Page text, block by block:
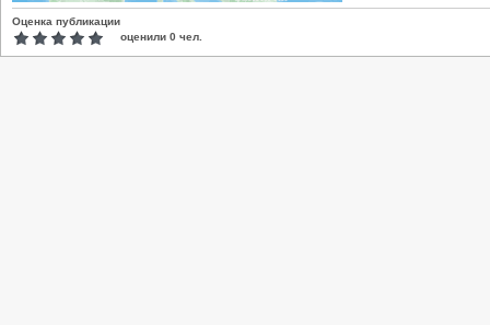
Оценка публикации
оценили 0 чел.